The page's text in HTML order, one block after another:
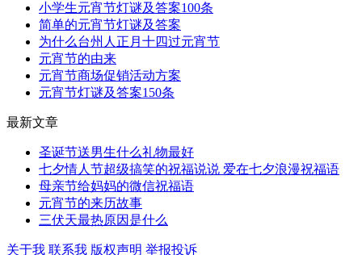
小学生元宵节灯谜及答案100条
简单的元宵节灯谜及答案
为什么台州人正月十四过元宵节
元宵节的由来
元宵节商场促销活动方案
元宵节灯谜及答案150条
最新文章
圣诞节送男生什么礼物最好
七夕情人节超级搞笑的祝福说说 爱在七夕浪漫祝福语
母亲节给妈妈的微信祝福语
元宵节的来历故事
三伏天最热原因是什么
关于我 联系我 版权声明 举报投诉